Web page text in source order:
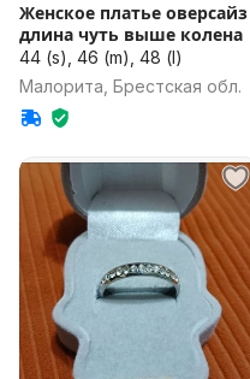
Женское платье оверсайз
длина чуть выше колена
44 (s), 46 (m), 48 (l)
Малорита, Брестская обл.